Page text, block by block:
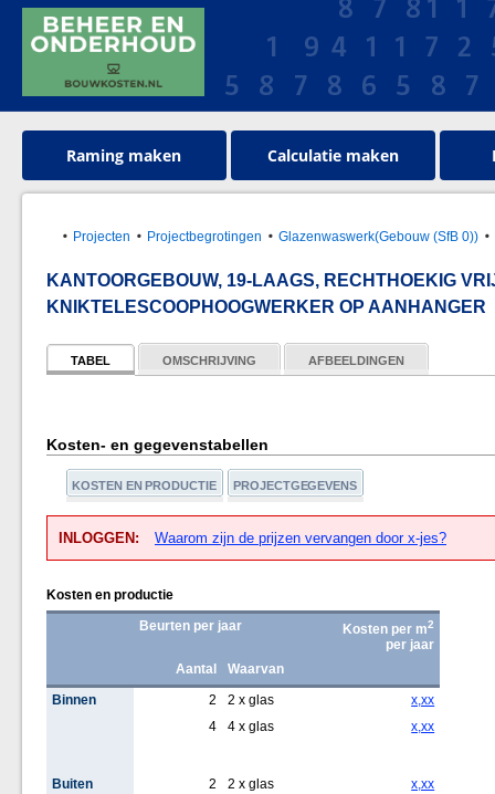
Raming maken Calculatie maken
Projecten Projectbegrotingen Glazenwaswerk(Gebouw (SfB 0))
KANTOORGEBOUW, 19-LAAGS, RECHTHOEKIG
KNIKTELESCOOPHOOGWERKER OP AANHANGER
TABEL OMSCHRIJVING AFBEELDINGEN
Kosten- en gegevenstabellen
KOSTEN EN PRODUCTIE PROJECTGEGEVENS
INLOGGEN: Waarom zijn de prijzen vervangen door x-jes?
Kosten en productie
Beurten per jaar
Kosten per m2
per jaar
Aantal
Waarvan
Binnen
2 2 x glas
x,xx
4
4 x glas x,xx
Buiten 2 2 x glas
x,xx